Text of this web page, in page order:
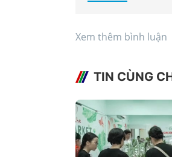
Xem thêm bình luận
TIN CÙNG